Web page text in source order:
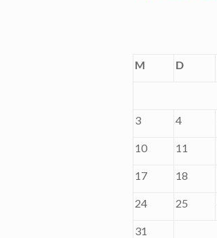
M D
3 4
10 11
17 18
24 25
31